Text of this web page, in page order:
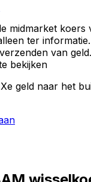
midmarket koers
ter
van geld.
bekijken
geld naar het